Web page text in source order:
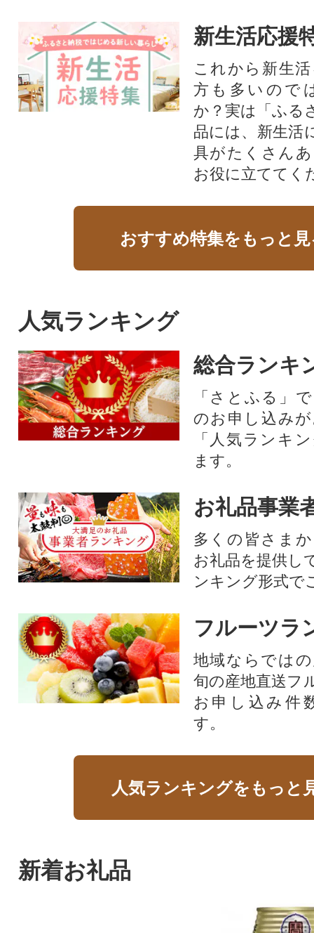
新生活応援
これから新生
方も多いので
か？実は「ふる
品には、新生活
具がたくさん
お役に立ててく
おすすめ特集をもっと
人気ランキング
総合ランキ
「さとふる」
のお申し込み
「人気ランキ
ます。
お礼品事業
多くの皆さま
お礼品を提供し
ンキング形式で
フルーツラ
地域ならでは
旬の産地直送フ
お申し込み件
す。
人気ランキングをもっと
新着お礼品